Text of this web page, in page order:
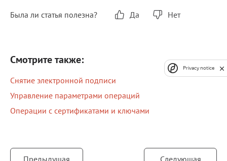
Была ли статья полезна? Да Нет
Смотрите также:
Снятие электронной подписи
Управление параметрами операций
Операции с сертификатами и ключами
Предыдущая Следующая
Privacy notice